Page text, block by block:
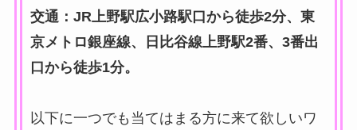
交通：JR上野駅広小路駅口から徒歩2分、東
京メトロ銀座線、日比谷線上野駅2番、3番出
口から徒歩1分。
以下に一つでも当てはまる方に来て欲しいワ